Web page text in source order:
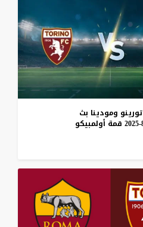
تورينو ومودينا بث
قمة أولمبيكو